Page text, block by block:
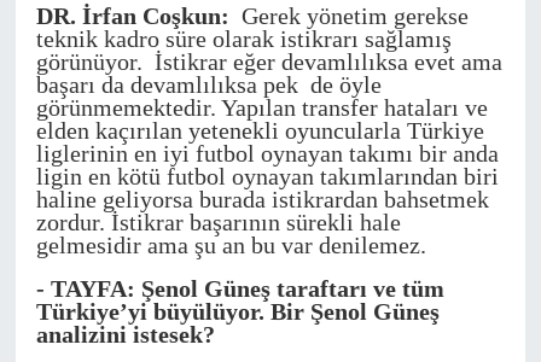
DR. İrfan Coşkun: Gerek yönetim gerekse
teknik kadro süre olarak istikrarı sağlamış
görünüyor. İstikrar eğer devamlılıksa evet ama
başarı da devamlılıksa pek de öyle
görünmemektedir. Yapılan transfer hataları ve
elden kaçırılan yetenekli oyuncularla Türkiye
liglerinin en iyi futbol oynayan takımı bir anda
ligin en kötü futbol oynayan takımlarından biri
haline geliyorsa burada istikrardan bahsetmek
zordur. İstikrar başarının sürekli hale
gelmesidir ama şu an bu var denilemez.
- TAYFA: Şenol Güneş taraftarı ve tüm
Türkiye’yi büyülüyor. Bir Şenol Güneş
analizini istesek?